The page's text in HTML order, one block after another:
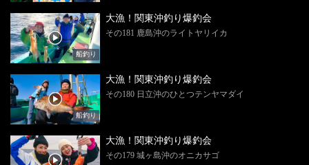
船釣り
大漁！関東沖釣り爆釣会
その181 鹿島沖のライトヤリイカ
船釣り
大漁！関東沖釣り爆釣会
その180 日立沖のひとつテンヤマダイ
大漁！関東沖釣り爆釣会
その179 城ヶ島沖のオニカサゴ